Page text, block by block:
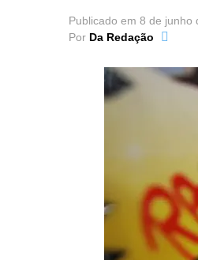
Publicado em 8 de junho
Por Da Redação